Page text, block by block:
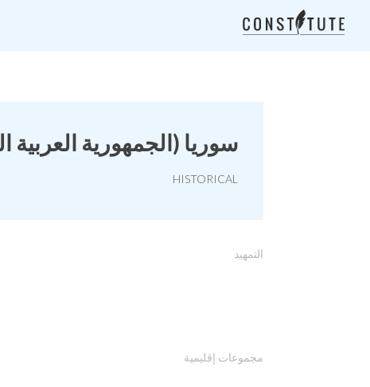
سوريا (الجمهورية العربية
HISTORICAL
التمهيد
مجموعات إقليمية